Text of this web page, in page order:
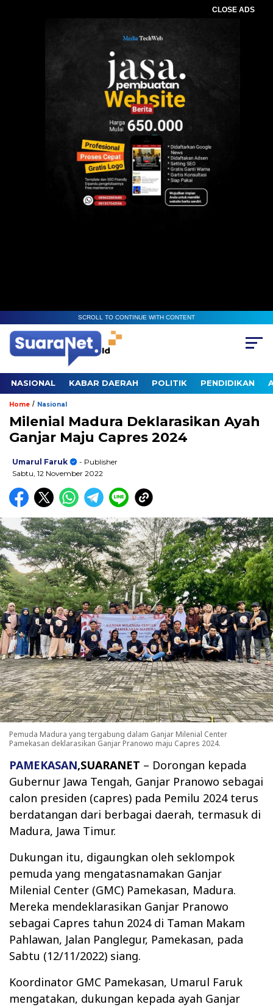
CLOSE ADS
SCROLL TO CONTINUE WITH CONTENT
NASIONAL KABAR DAERAH POLITIK PENDIDIKAN
Home / Nasional
Milenial Madura Deklarasikan Ayah
Ganjar Maju Capres 2024
Umarul Faruk
- Publisher
Sabtu, 12 November 2022
Pemuda Madura yang tergabung dalam Ganjar Milenial Center
Pamekasan deklarasikan Ganjar Pranowo maju Capres 2024.
PAMEKASAN,SUARANET – Dorongan kepada
Gubernur Jawa Tengah, Ganjar Pranowo sebagai
calon presiden (capres) pada Pemilu 2024 terus
berdatangan dari berbagai daerah, termasuk di
Madura, Jawa Timur.
Dukungan itu, digaungkan oleh seklompok
pemuda yang mengatasnamakan Ganjar
Milenial Center (GMC) Pamekasan, Madura.
Mereka mendeklarasikan Ganjar Pranowo
sebagai Capres tahun 2024 di Taman Makam
Pahlawan, Jalan Panglegur, Pamekasan, pada
Sabtu (12/11/2022) siang.
Koordinator GMC Pamekasan, Umarul Faruk
mengatakan, dukungan kepada ayah Ganjar